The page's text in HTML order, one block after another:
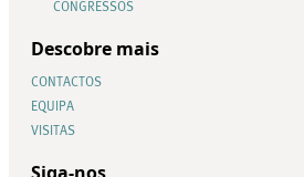
CONGRESSOS
Descobre mais
CONTACTOS
EQUIPA
VISITAS